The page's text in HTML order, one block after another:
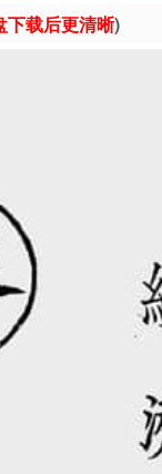
下载后更清晰)